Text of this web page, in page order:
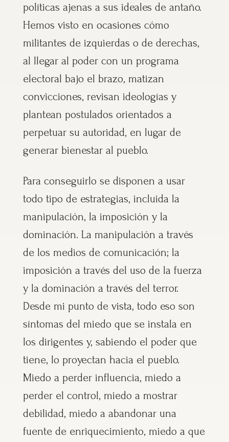
políticas ajenas a sus ideales de antaño.
Hemos visto en ocasiones cómo
militantes de izquierdas o de derechas,
al llegar al poder con un programa
electoral bajo el brazo, matizan
convicciones, revisan ideologías y
plantean postulados orientados a
perpetuar su autoridad, en lugar de
generar bienestar al pueblo.
Para conseguirlo se disponen a usar
todo tipo de estrategias, incluida la
manipulación, la imposición y la
dominación. La manipulación a través
de los medios de comunicación; la
imposición a través del uso de la fuerza
y la dominación a través del terror.
Desde mi punto de vista, todo eso son
síntomas del miedo que se instala en
los dirigentes y, sabiendo el poder que
tiene, lo proyectan hacia el pueblo.
Miedo a perder influencia, miedo a
perder el control, miedo a mostrar
debilidad, miedo a abandonar una
fuente de enriquecimiento, miedo a que